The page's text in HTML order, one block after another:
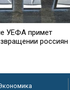
УЕФА примет
россиян